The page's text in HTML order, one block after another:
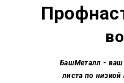
БашМеталл - ваш
листа по